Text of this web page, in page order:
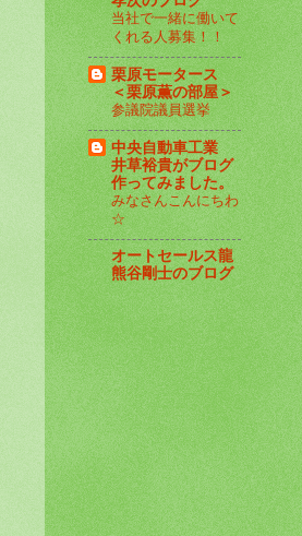
当社で一緒に働いて
くれる人募集！！
栗原モータース
＜栗原薫の部屋＞
参議院議員選挙
中央自動車工業
井草裕貴がブログ
作ってみました。
みなさんこんにちわ
☆
オートセールス龍
熊谷剛士のブログ